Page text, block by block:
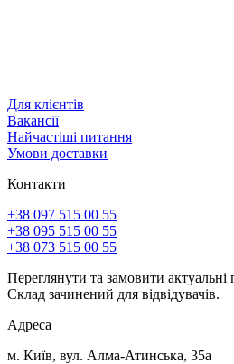
Для клієнтів
Вакансії
Найчастіші питання
Умови доставки
Контакти
+38 097 515 00 55
+38 095 515 00 55
+38 073 515 00 55
Переглянути та замовити актуальні
Склад зачинений для відвідувачів.
Адреса
м. Київ, вул. Алма-Атинська, 35а